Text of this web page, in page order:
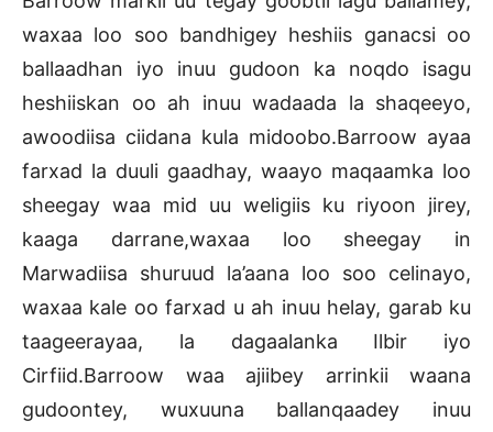
waxaa loo soo bandhigey heshiis ganacsi oo
ballaadhan iyo inuu gudoon ka noqdo isagu
heshiiskan oo ah inuu wadaada la shaqeeyo,
awoodiisa ciidana kula midoobo.Barroow ayaa
farxad la duuli gaadhay, waayo maqaamka loo
sheegay waa mid uu weligiis ku riyoon jirey,
kaaga darrane,waxaa loo sheegay in
Marwadiisa shuruud la’aana loo soo celinayo,
waxaa kale oo farxad u ah inuu helay, garab ku
taageerayaa, la dagaalanka Ilbir iyo
Cirfiid.Barroow waa ajiibey arrinkii waana
gudoontey, wuxuuna ballanqaadey inuu